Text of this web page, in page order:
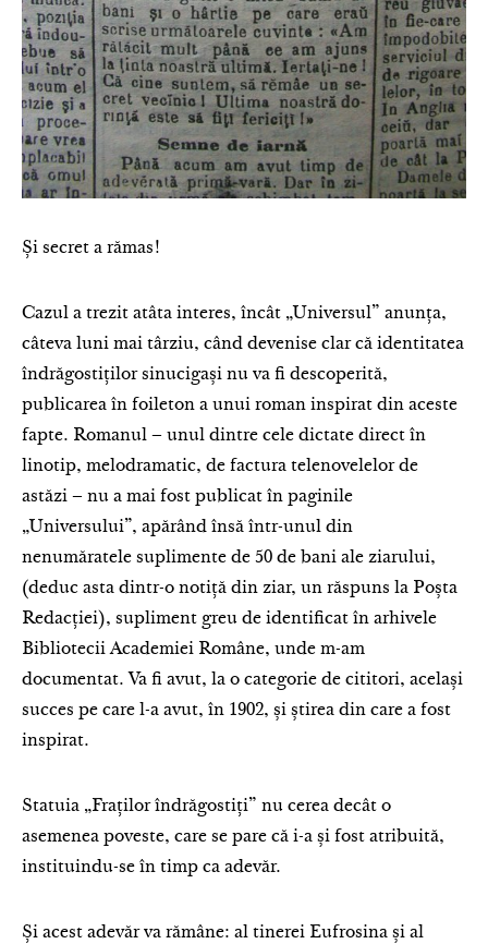
Și secret a rămas!
Cazul a trezit atâta interes, încât „Universul” anunța,
câteva luni mai târziu, când devenise clar că identitatea
îndrăgostiților sinucigași nu va fi descoperită,
publicarea în foileton a unui roman inspirat din aceste
fapte. Romanul – unul dintre cele dictate direct în
linotip, melodramatic, de factura telenovelelor de
astăzi – nu a mai fost publicat în paginile
„Universului”, apărând însă într-unul din
nenumăratele suplimente de 50 de bani ale ziarului,
(deduc asta dintr-o notiță din ziar, un răspuns la Poșta
Redacției), supliment greu de identificat în arhivele
Bibliotecii Academiei Române, unde m-am
documentat. Va fi avut, la o categorie de cititori, același
succes pe care l-a avut, în 1902, și știrea din care a fost
inspirat.
Statuia „Fraților îndrăgostiți” nu cerea decât o
asemenea poveste, care se pare că i-a și fost atribuită,
instituindu-se în timp ca adevăr.
Și acest adevăr va rămâne: al tinerei Eufrosina și al